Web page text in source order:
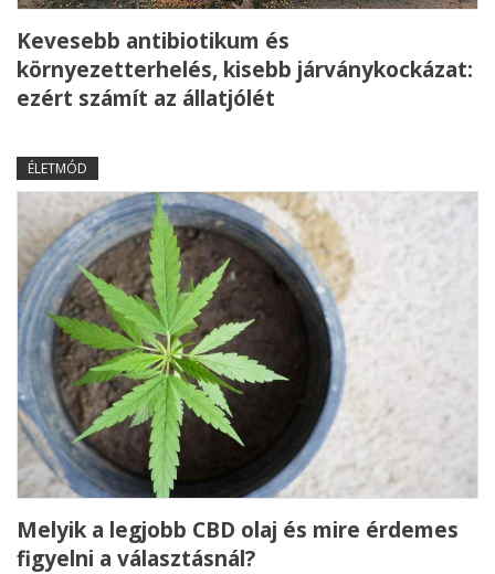
Kevesebb antibiotikum és
környezetterhelés, kisebb járványkockázat:
ezért számít az állatjólét
ÉLETMÓD
Melyik a legjobb CBD olaj és mire érdemes
figyelni a választásnál?